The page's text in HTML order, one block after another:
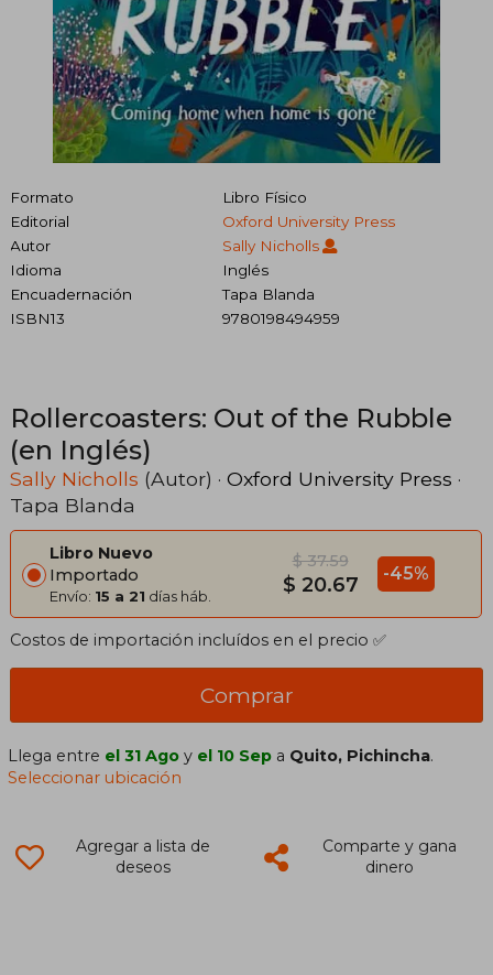
Formato
Libro Físico
Editorial
Oxford University Press
Autor
Sally Nicholls
Idioma
Inglés
Encuadernación
Tapa Blanda
ISBN13
9780198494959
Rollercoasters: Out of the Rubble
(en Inglés)
Sally Nicholls (Autor) · Oxford University Press ·
Tapa Blanda
Libro Nuevo
Importado
Envío: 15 a 21 días háb.
$ 37.59
$ 20.67 -45%
Costos de importación incluídos en el precio ✅
Comprar
Llega entre el 31 Ago y el 10 Sep a Quito, Pichincha.
Seleccionar ubicación
Agregar a lista de
deseos
Comparte y gana
dinero